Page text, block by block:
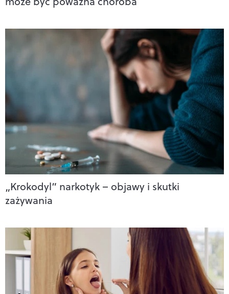
„Krokodyl” narkotyk – objawy i skutki
zażywania